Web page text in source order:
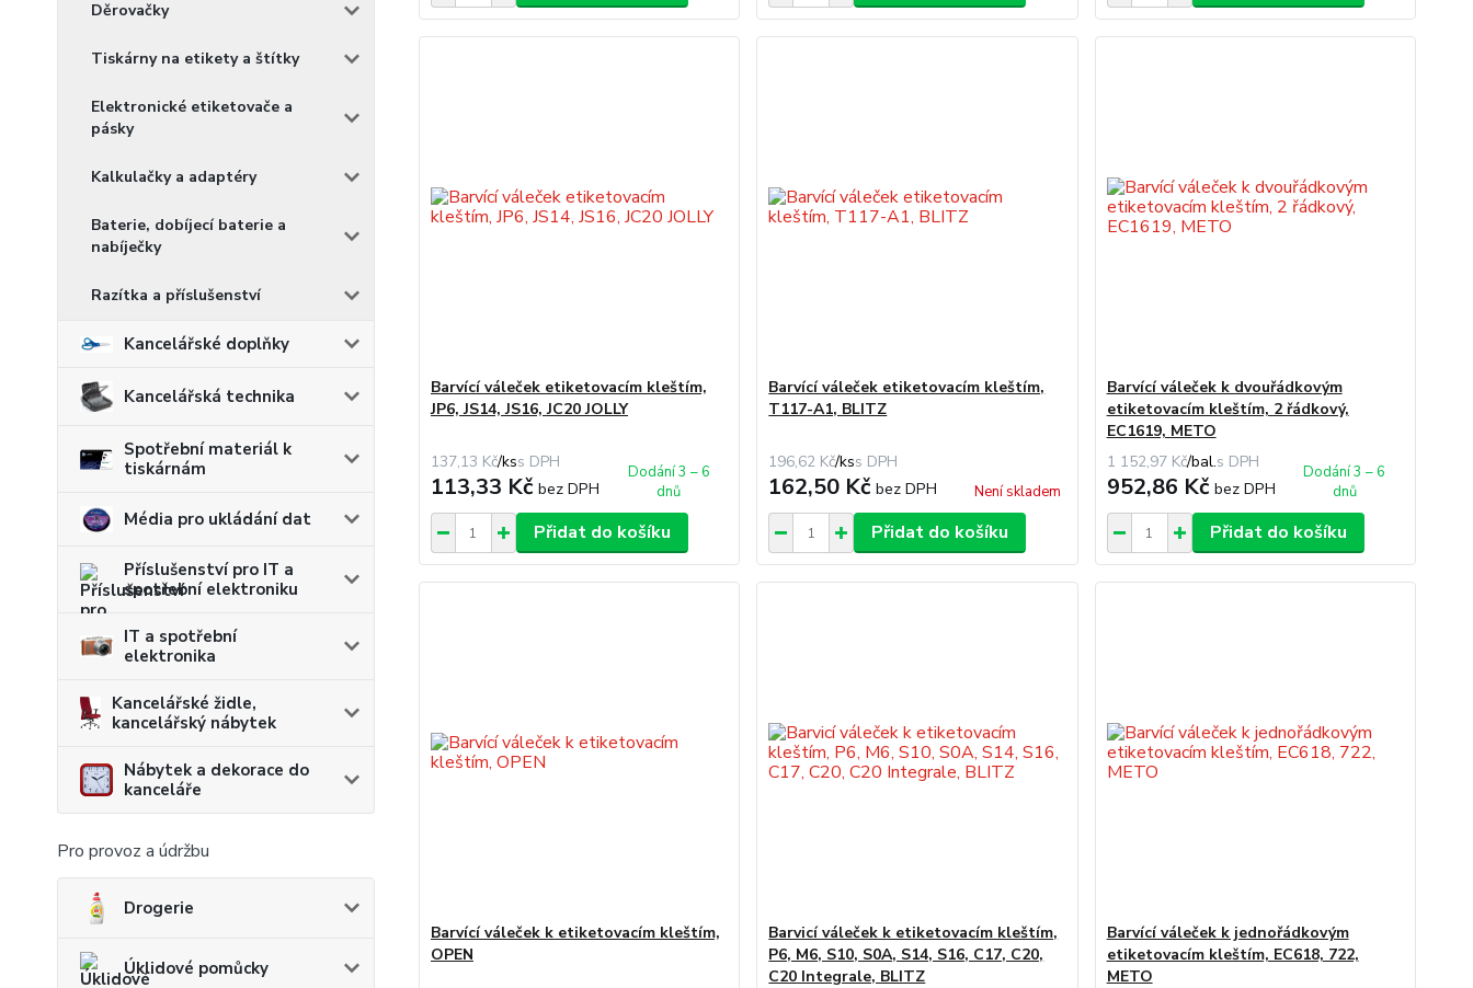
Děrovačky
Tiskárny na etikety a štítky
Elektronické etiketovače a
pásky
Kalkulačky a adaptéry
Baterie, dobíjecí baterie a
nabíječky
Razítka a příslušenství
Kancelářské doplňky
Kancelářská technika
Spotřební materiál k
tiskárnám
Média pro ukládání dat
Příslušenství pro IT a
spotřební elektroniku
IT a spotřební
elektronika
Kancelářské židle,
kancelářský nábytek
Nábytek a dekorace do
kanceláře
Pro provoz a údržbu
Drogerie
Úklidové pomůcky
Barvící váleček etiketovacím kleštím,
JP6, JS14, JS16, JC20 JOLLY
137,13 Kč/ks
113,33 Kč bez DPH
Dodání 3 – 6
dnů
Přidat do košíku
Barvící váleček etiketovacím kleštím,
T117-A1, BLITZ
196,62 Kč/ks
162,50 Kčbez DPH Není skladem
Přidat do košíku
Barvící váleček k dvouřádkovým
etiketovacím kleštím, 2 řádkový,
EC1619, METO
1 152,97 Kč/bal.
952,86 Kč bez DPH
Dodání 3 – 6
dnů
Přidat do košíku
Barvící váleček k etiketovacím kleštím,
OPEN
Barvicí váleček k etiketovacím kleštím,
P6, M6, S10, S0A, S14, S16, C17, C20,
C20 Integrale, BLITZ
Barvící váleček k jednořádkovým
etiketovacím kleštím, EC618, 722,
METO